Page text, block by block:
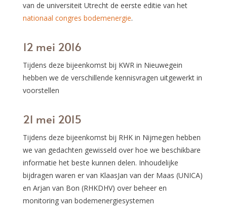
van de universiteit Utrecht de eerste editie van het
nationaal congres bodemenergie.
12 mei 2016
Tijdens deze bijeenkomst bij KWR in Nieuwegein
hebben we de verschillende kennisvragen uitgewerkt in
voorstellen
21 mei 2015
Tijdens deze bijeenkomst bij RHK in Nijmegen hebben
we van gedachten gewisseld over hoe we beschikbare
informatie het beste kunnen delen. Inhoudelijke
bijdragen waren er van KlaasJan van der Maas (UNICA)
en Arjan van Bon (RHKDHV) over beheer en
monitoring van bodemenergiesystemen